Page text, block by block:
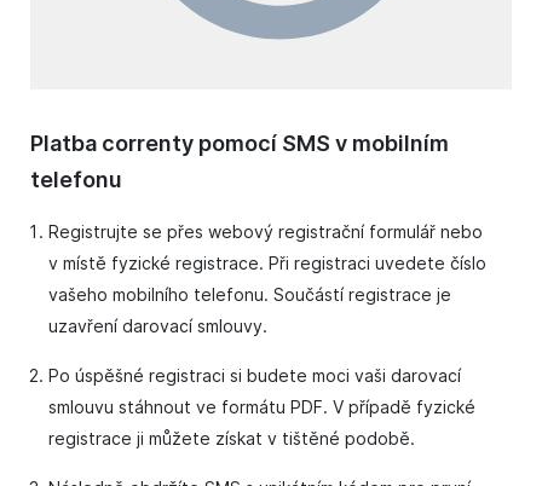
Platba correnty pomocí SMS v mobilním
telefonu
Registrujte se přes webový registrační formulář nebo
v místě fyzické registrace. Při registraci uvedete číslo
vašeho mobilního telefonu. Součástí registrace je
uzavření darovací smlouvy.
Po úspěšné registraci si budete moci vaši darovací
smlouvu stáhnout ve formátu PDF. V případě fyzické
registrace ji můžete získat v tištěné podobě.